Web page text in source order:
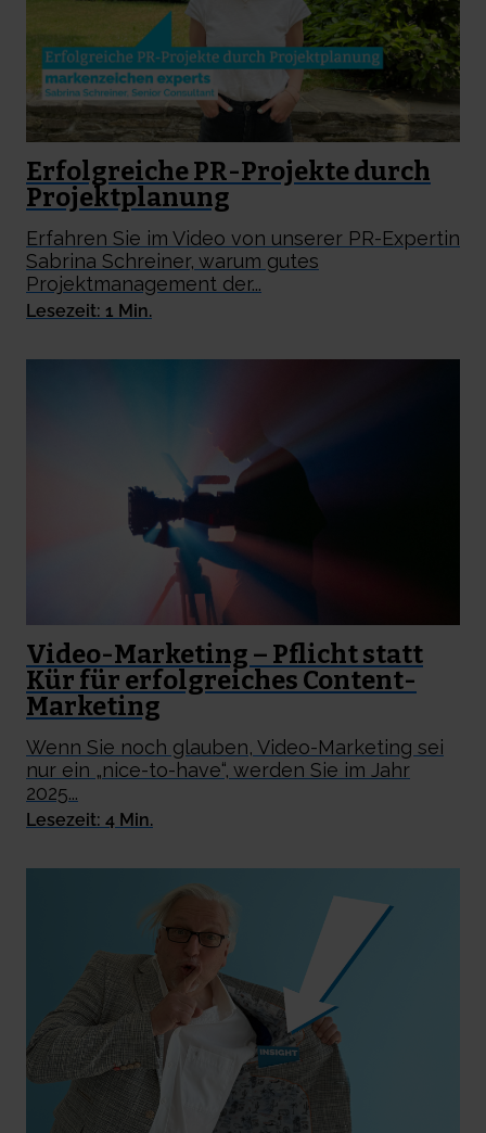
Erfolgreiche PR-Projekte durch
Projektplanung
Erfahren Sie im Video von unserer PR-Expertin
Sabrina Schreiner, warum gutes
Projektmanagement der...
Lesezeit: 1 Min.
Video-Marketing – Pflicht statt
Kür für erfolgreiches Content-
Marketing
Wenn Sie noch glauben, Video-Marketing sei
nur ein „nice-to-have“, werden Sie im Jahr
2025...
Lesezeit: 4 Min.